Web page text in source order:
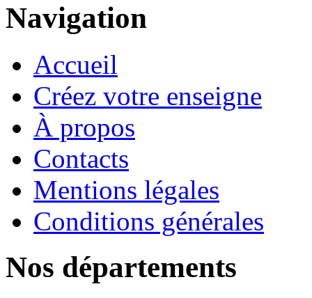
Navigation
Accueil
Créez votre enseigne
À propos
Contacts
Mentions légales
Conditions générales
Nos départements